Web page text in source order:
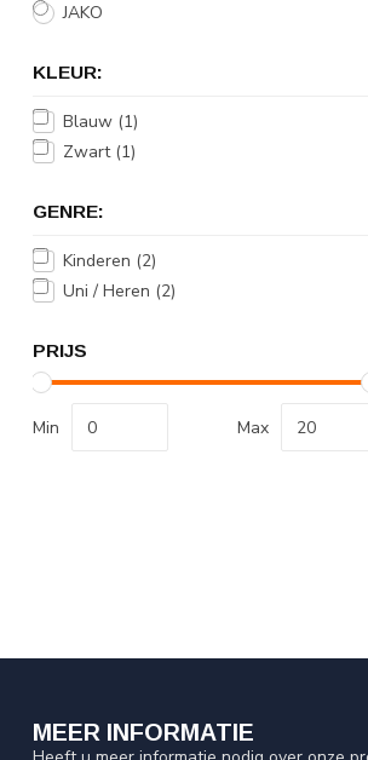
JAKO
KLEUR:
Blauw (1)
Zwart (1)
GENRE:
Kinderen (2)
Uni / Heren (2)
PRIJS
Min Max
MEER INFORMATIE